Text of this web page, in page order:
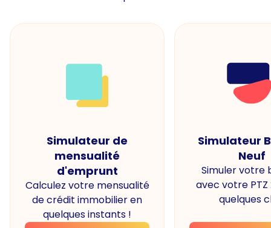
Simulateur de
mensualité
d'emprunt
Calculez votre mensualité
de crédit immobilier en
quelques instants !
Simulateur
Neuf
Simuler votre
avec votre PTZ
quelques